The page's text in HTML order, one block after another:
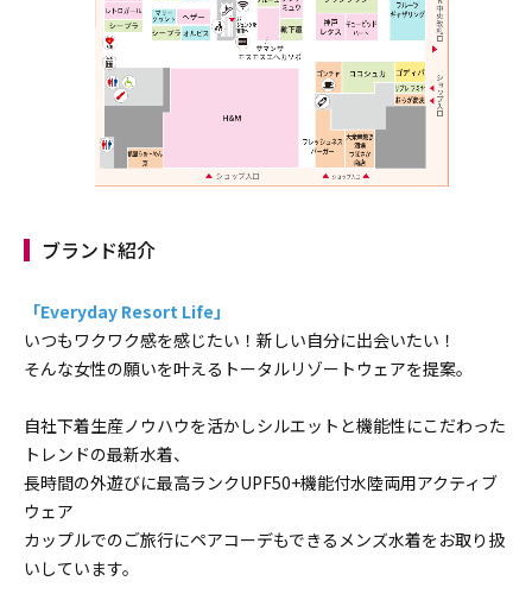
ブランド紹介
「Everyday Resort Life」
いつもワクワク感を感じたい！新しい自分に出会いたい！
そんな女性の願いを叶えるトータルリゾートウェアを提案。
自社下着生産ノウハウを活かしシルエットと機能性にこだわった
トレンドの最新水着、
長時間の外遊びに最高ランクUPF50+機能付水陸両用アクティブ
ウェア
カップルでのご旅行にペアコーデもできるメンズ水着をお取り扱
いしています。